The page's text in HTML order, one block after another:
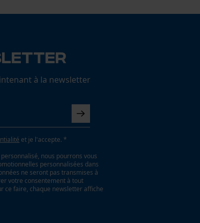
à la newsletter
et je l'accepte. *
nous pourrons vous
personnalisées dans
ne seront pas transmises à
votre consentement à tout
ce faire, chaque newsletter affiche